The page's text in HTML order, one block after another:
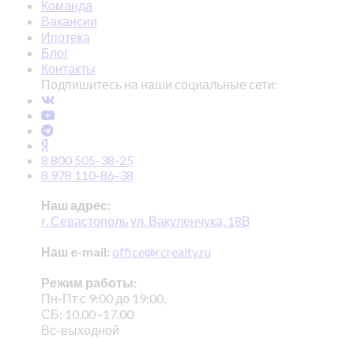
Команда
Вакансии
Ипотека
Блог
Контакты
Подпишитесь на наши социальные сети:
8 800 505-38-25
8 978 110-86-38
Наш адрес:
г. Севастополь ул. Вакуленчука, 18В
Наш e-mail: office@rcrealty.ru
Режим работы:
Пн-Пт с 9:00 до 19:00,
СБ: 10.00 -17.00
Вс-выходной